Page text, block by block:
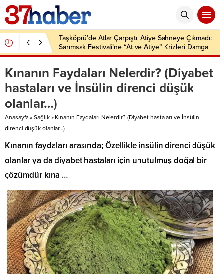
Taşköprü’de Atlar Çarpıştı, Atiye Sahneye Çıkmadı:
Sarımsak Festivali’ne “At ve Atiye” Krizleri Damga
Vurdu!
Kınanın Faydaları Nelerdir? (Diyabet
hastaları ve İnsülin direnci düşük
olanlar…)
Anasayfa » Sağlık » Kınanın Faydaları Nelerdir? (Diyabet hastaları ve İnsülin
direnci düşük olanlar…)
Kınanın faydaları arasında; Özellikle insülin direnci düşük
olanlar ya da diyabet hastaları için unutulmuş doğal bir
çözümdür kına …